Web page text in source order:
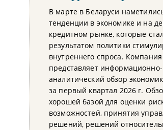
В марте в Беларуси
тенденции в экономике и на
кредитном рынке, которые
результатом политики
внутреннего спроса.
представляет информационно-
аналитический обзор
за первый квартал 2026 г.
хорошей базой для оценки
возможностей, принятия
решений, решений